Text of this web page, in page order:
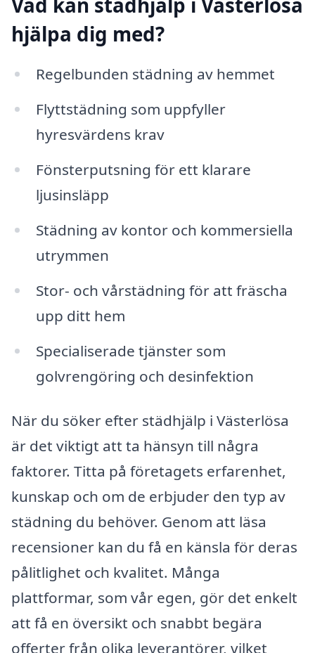
hjälpa dig med?
Regelbunden städning av hemmet
Flyttstädning som uppfyller
hyresvärdens krav
Fönsterputsning för ett klarare
ljusinsläpp
Städning av kontor och kommersiella
utrymmen
Stor- och vårstädning för att fräscha
upp ditt hem
Specialiserade tjänster som
golvrengöring och desinfektion
När du söker efter städhjälp i Västerlösa
är det viktigt att ta hänsyn till några
faktorer. Titta på företagets erfarenhet,
kunskap och om de erbjuder den typ av
städning du behöver. Genom att läsa
recensioner kan du få en känsla för deras
pålitlighet och kvalitet. Många
plattformar, som vår egen, gör det enkelt
att få en översikt och snabbt begära
offerter från olika leverantörer, vilket